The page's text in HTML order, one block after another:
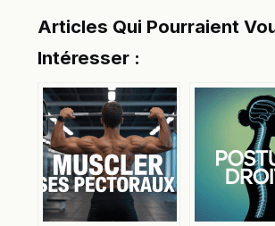
Articles Qui Pourraient
Intéresser :